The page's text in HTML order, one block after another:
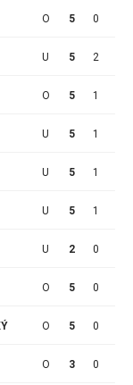
O 5 0
U 5 2
O 5 1
U 5 1
U 5 1
U 5 1
U 2 0
O 5 0
O 5 0
O 3 0